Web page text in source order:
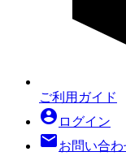
ご利用ガイド
account_circle ログイン
mailお問い合わ